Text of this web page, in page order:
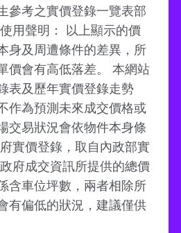
參考之實價登錄一覽表部
用聲明： 以上顯示的價
身及周遭條件的差異，所
價會有高低落差。 本網站
表及歷年實價登錄走勢
作為預測未來成交價格或
交易狀況會依物件本身條
實價登錄，取自內政部實
府成交資訊所提供的總價
含車位坪數，兩者相除所
有偏低的狀況，建議僅供